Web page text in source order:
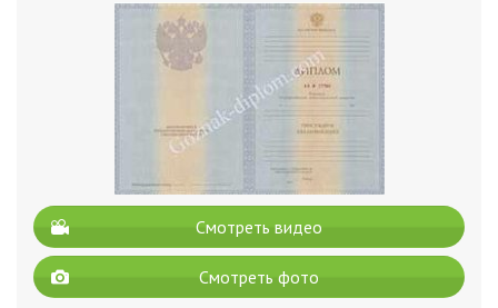
Смотреть видео
Смотреть фото